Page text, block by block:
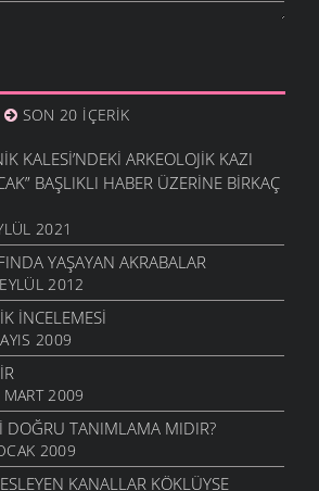
2006
2006
?
TADI VEREBILIR?
2006
2 EKIM 2006
GELIŞIMINDE KI ROLÜ
DÜŞEN SORUMLULUKLAR
FAYDASI
SON 20 İÇERIK
KALESI’NDEKI ARKEOLOJIK KAZI
BAŞLIKLI HABER ÜZERINE BIRKAÇ
2021
YAŞAYAN AKRABALAR
2012
İNCELEMESI
2009
2009
DOĞRU TANIMLAMA MIDIR?
2009
KANALLAR KÖKLÜYSE